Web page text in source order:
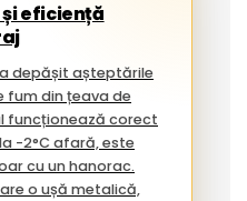
eficiență
depășit așteptările
funcționează corect
-2°C afară, este
o ușă metalică,